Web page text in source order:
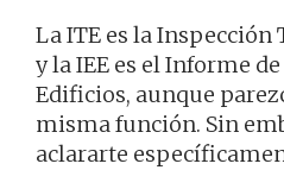
La ITE es la Inspección
y la IEE es el Informe
Edificios, aunque
misma función. Sin
aclararte